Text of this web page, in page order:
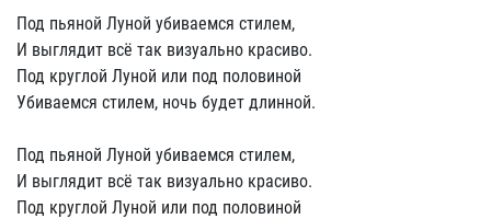
Под пьяной Луной убиваемся стилем,
И выглядит всё так визуально красиво.
Под круглой Луной или под половиной
Убиваемся стилем, ночь будет длинной.
Под пьяной Луной убиваемся стилем,
И выглядит всё так визуально красиво.
Под круглой Луной или под половиной